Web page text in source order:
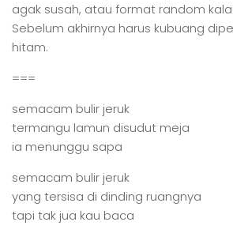
agak susah, atau format random
Sebelum akhirnya harus kubuang
hitam.
===
semacam bulir jeruk
termangu lamun disudut meja
ia menunggu sapa
semacam bulir jeruk
yang tersisa di dinding ruangnya
tapi tak jua kau baca